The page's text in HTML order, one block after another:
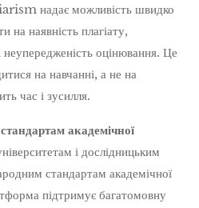
надає можливість швидко
на наявність плагіату,
неупередженість оцінювання. Це
на навчанні, а не на
час і зусилля.
академічної
і дослідницьким
стандартам академічної
підтримує багатомовну